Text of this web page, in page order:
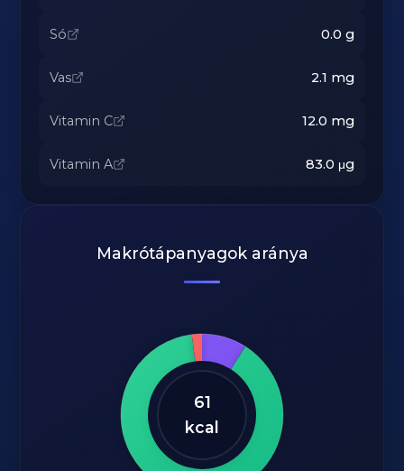
Só 0.0 g
Vas 2.1 mg
Vitamin C 12.0 mg
Vitamin A 83.0 μg
Makrótápanyagok aránya
61
kcal